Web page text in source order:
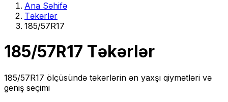
Ana Səhifə
Təkərlər
185/57R17
185/57R17 Təkərlər
185/57R17 ölçüsündə təkərlərin ən yaxşı qiymətləri və
geniş seçimi